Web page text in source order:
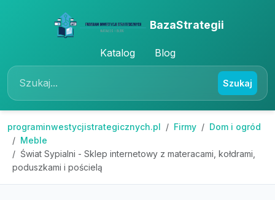
BazaStrategii
Katalog Blog
Szukaj
programinwestycjistrategicznych.pl Firmy
Dom i ogród
Meble
Świat Sypialni - Sklep internetowy z materacami, kołdrami,
poduszkami i pościelą